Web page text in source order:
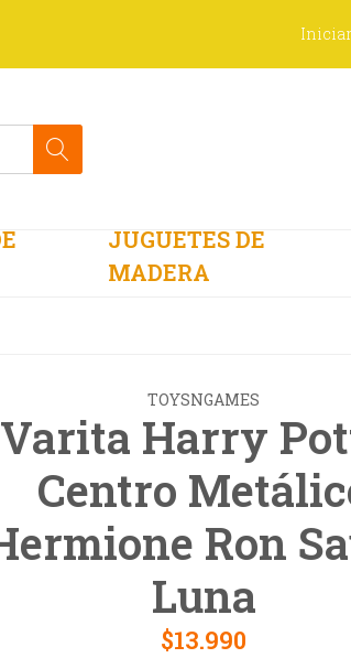
JUGUETES DE
MADERA
TOYSNGAMES
Varita Harry
Centro
Ron
Luna
$13.990